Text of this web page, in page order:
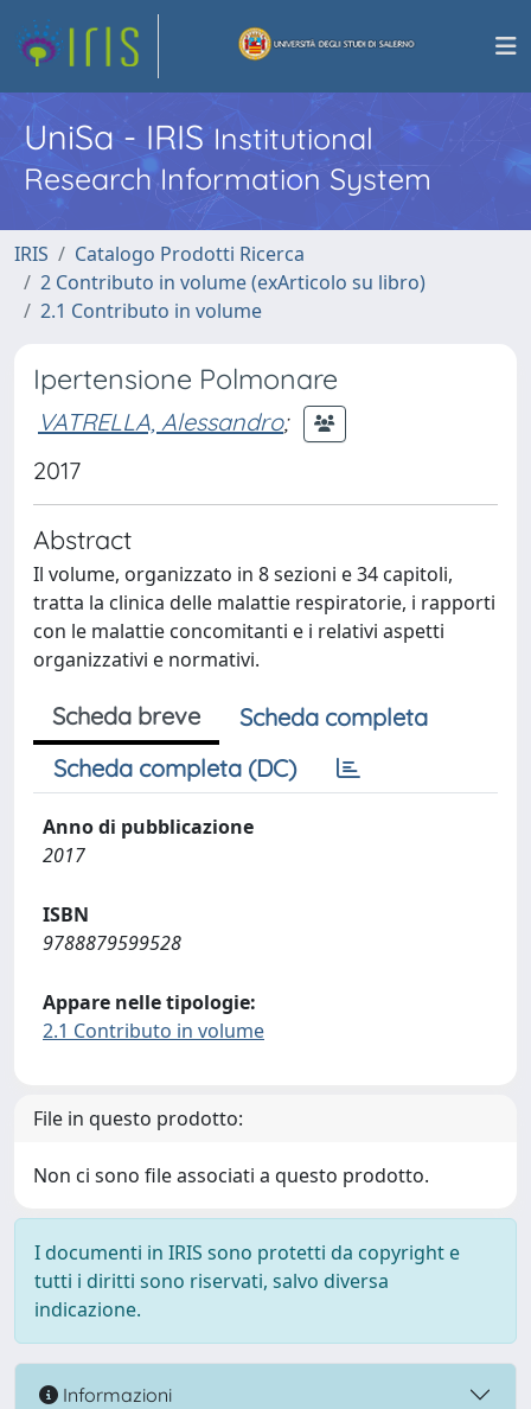
UniSa - IRISInstitutional
Research Information System
IRIS
Catalogo Prodotti Ricerca
2 Contributo in volume (exArticolo su libro)
2.1 Contributo in volume
Ipertensione Polmonare
VATRELLA, Alessandro;
2017
Abstract
Il volume, organizzato in 8 sezioni e 34 capitoli,
tratta la clinica delle malattie respiratorie, i rapporti
con le malattie concomitanti e i relativi aspetti
organizzativi e normativi.
Scheda breve
Scheda completa
Scheda completa (DC)
Anno di pubblicazione
2017
ISBN
9788879599528
Appare nelle tipologie:
2.1 Contributo in volume
File in questo prodotto:
Non ci sono file associati a questo prodotto.
I documenti in IRIS sono protetti da copyright e
tutti i diritti sono riservati, salvo diversa
indicazione.
Informazioni